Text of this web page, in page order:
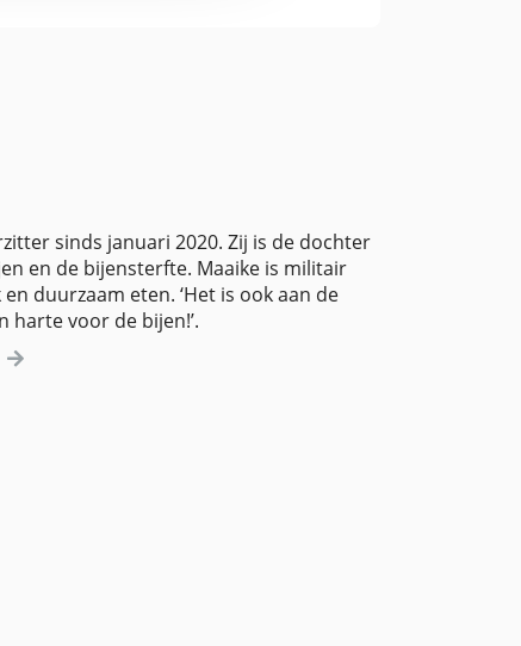
sinds januari 2020. Zij is de dochter
en de bijensterfte. Maaike is militair
duurzaam eten. ‘Het is ook aan de
harte voor de bijen!’.